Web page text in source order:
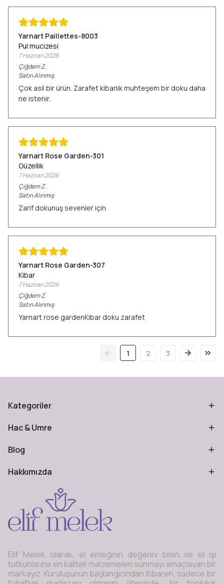
Yarnart Paillettes-8003
Pul mucizesi
7 Haziran 2026
ÇiğdemZ.
Satın Alınmış
Çok asil bir ürün. Zarafet kibarlık muhteşem bir doku daha
ne istenir.
Yarnart Rose Garden-301
Güzellik
7 Haziran 2026
ÇiğdemZ.
Satın Alınmış
Zarif dokunuş sevenler için
Yarnart Rose Garden-307
Kibar
7 Haziran 2026
ÇiğdemZ.
Satın Alınmış
Yarnart rose gardenKibar doku zarafet
1 2 3
Kategoriler
Hac & Umre
Blog
Hakkımızda
Elif Melek olarak, el emeğinin değerini bilen ve el işi
tutkunlarına en kaliteli malzemeleri sunmayı amaçlayan bir
markayız. Kuruluşunun başlangıcından itibaren, sadece bir